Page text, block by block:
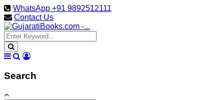
WhatsApp +91 9892512111
Contact Us
Search